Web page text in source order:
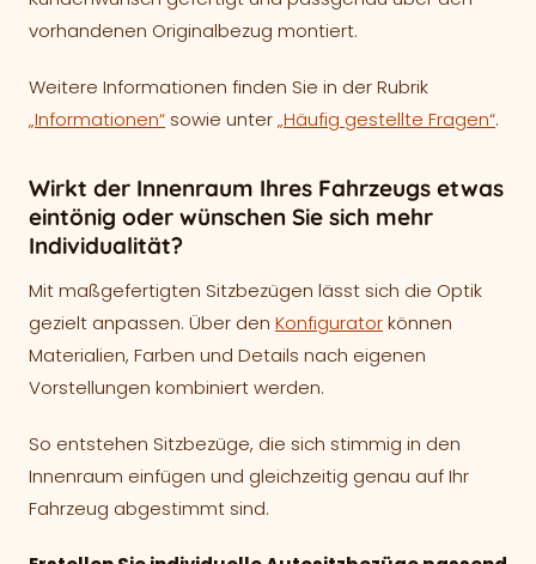
vorhandenen Originalbezug montiert.
Weitere Informationen finden Sie in der Rubrik
„Informationen“ sowie unter„Häufig gestellte Fragen“.
Wirkt der Innenraum Ihres Fahrzeugs etwas
eintönig oder wünschen Sie sich mehr
Individualität?
Mit maßgefertigten Sitzbezügen lässt sich die Optik
gezielt anpassen. Über den Konfiguratorkönnen
Materialien, Farben und Details nach eigenen
Vorstellungen kombiniert werden.
So entstehen Sitzbezüge, die sich stimmig in den
Innenraum einfügen und gleichzeitig genau auf Ihr
Fahrzeug abgestimmt sind.